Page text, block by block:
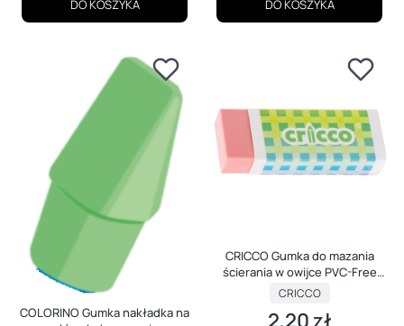
DO KOSZYKA DO KOSZYKA
COLORINO Gumka nakładka na
CRICCO Gumka do mazania
ścierania w owijce PVC-Free
Pastel
PRODUCENT
CRICCO
Cena